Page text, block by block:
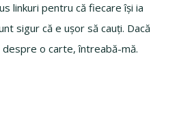
linkuri pentru că fiecare își ia
sigur că e ușor să cauți. Dacă
o carte, întreabă-mă.